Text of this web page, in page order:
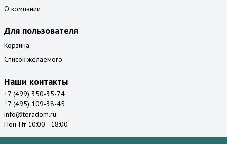
О компании
Для пользователя
Корзина
Список желаемого
Наши контакты
+7 (499) 350-35-74
+7 (495) 109-38-45
info@teradom.ru
Пон-Пт 10:00 - 18:00